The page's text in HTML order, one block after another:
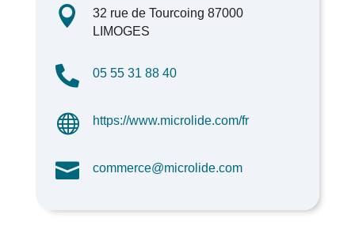

32 rue de Tourcoing 87000
LIMOGES
 05 55 31 88 40
 https://www.microlide.com/fr
 commerce@microlide.com